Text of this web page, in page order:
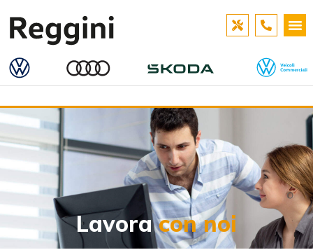
Lavoracon noi